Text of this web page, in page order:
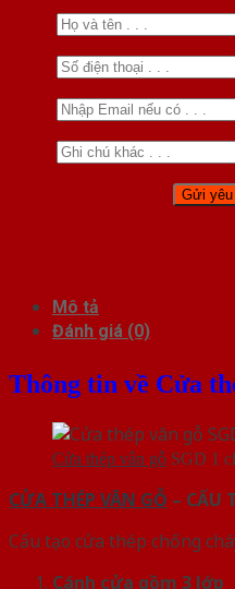
Mô tả
Đánh giá (0)
Thông tin về Cửa
Cửa thép vân gỗ SGD 1
CỬA THÉP VÂN GỖ – CẤU
Cấu tạo cửa thép chống
Cánh cửa gồm 3 lớp